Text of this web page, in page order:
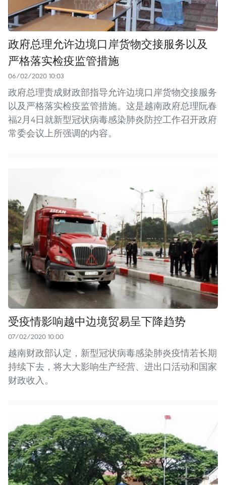
政府总理允许边境口岸货物交接服务以及
严格落实检疫监管措施
06/02/2020 10:03
政府总理责成财政部指导允许边境口岸货物交接服务
以及严格落实检疫监管措施。这是越南政府总理阮春
福2月4日就新型冠状病毒感染肺炎防控工作召开政府
常委会议上所强调的内容。
受疫情影响越中边境贸易呈下降趋势
07/02/2020 10:00
越南财政部认定，新型冠状病毒感染肺炎疫情若长期
持续下去，将大大影响生产经营、进出口活动和国家
财政收入。